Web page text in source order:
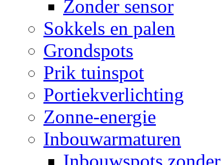
Zonder sensor
Sokkels en palen
Grondspots
Prik tuinspot
Portiekverlichting
Zonne-energie
Inbouwarmaturen
Inbouwspots